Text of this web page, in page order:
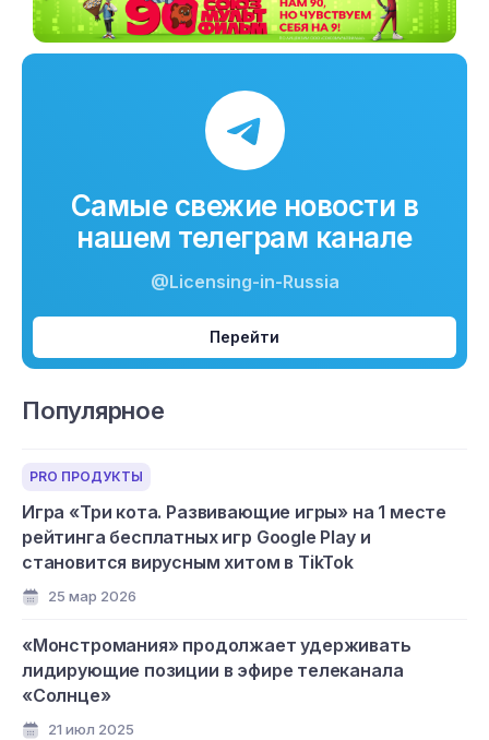
Самые свежие новости в
нашем телеграм канале
@Licensing-in-Russia
Перейти
Популярное
PRO ПРОДУКТЫ
Игра «Три кота. Развивающие игры» на 1 месте
рейтинга бесплатных игр Google Play и
становится вирусным хитом в TikTok
25 мар 2026
«Монстромания» продолжает удерживать
лидирующие позиции в эфире телеканала
«Солнце»
21 июл 2025